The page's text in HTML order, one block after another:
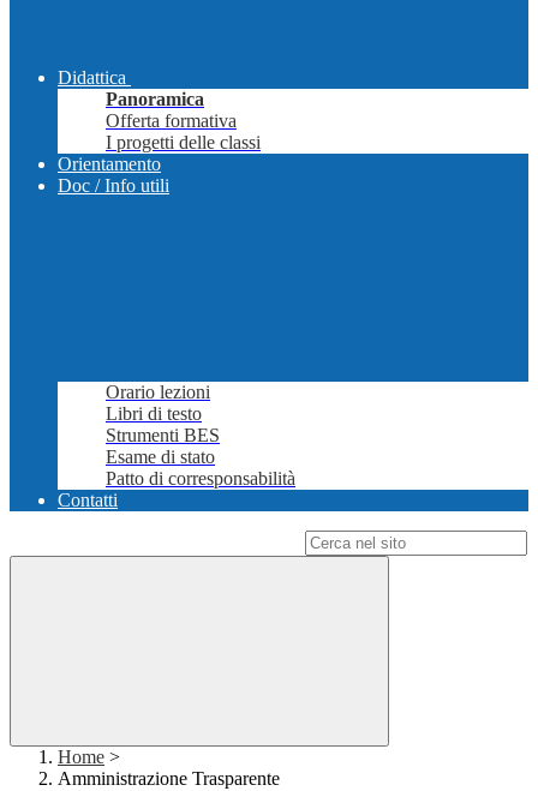
Didattica
Panoramica
Offerta formativa
I progetti delle classi
Orientamento
Doc / Info utili
Orario lezioni
Libri di testo
Strumenti BES
Esame di stato
Patto di corresponsabilità
Contatti
Home >
Amministrazione Trasparente